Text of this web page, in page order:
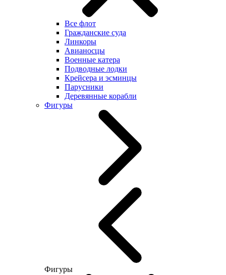
Все флот
Гражданские суда
Линкоры
Авианосцы
Военные катера
Подводные лодки
Крейсера и эсминцы
Парусники
Деревянные корабли
Фигуры
Фигуры